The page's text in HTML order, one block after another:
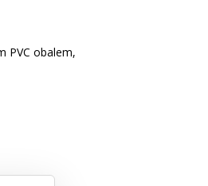
PVC obalem,